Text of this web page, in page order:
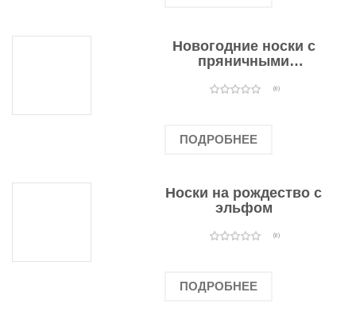
Новогодние носки с
пряничными
(0)
ПОДРОБНЕЕ
Носки на рождество с
эльфом
(0)
ПОДРОБНЕЕ